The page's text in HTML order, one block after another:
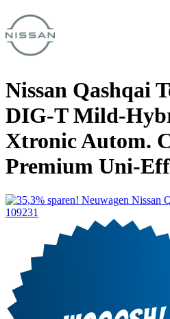
Nissan Qashqai
DIG-T Mild-
Xtronic Autom.
Premium Uni-